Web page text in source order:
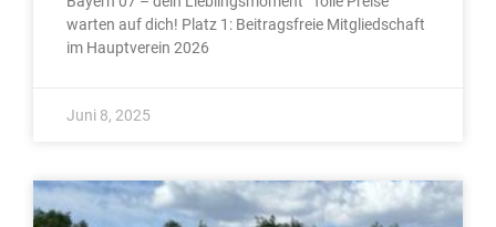
warten auf dich! Platz 1: Beitragsfreie Mitgliedschaft
im Hauptverein 2026
Juni 8, 2025